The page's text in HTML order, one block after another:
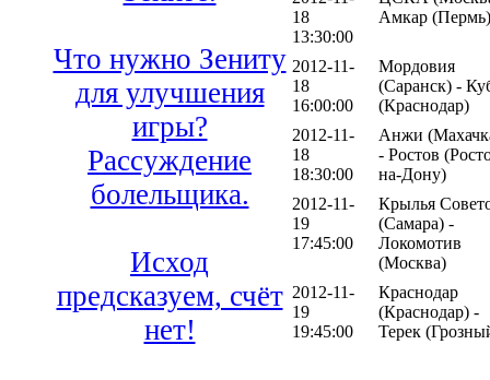
Что нужно Зениту
для улучшения
игры?
Рассуждение
болельщика.
Исход
предсказуем, счёт
нет!
18
13:30:00
Амкар (Пермь)
2012-11-
18
16:00:00
Мордовия
(Саранск) -
(Краснодар)
2012-11-
18
18:30:00
Анжи
- Ростов
на-Дону)
2012-11-
19
17:45:00
Крылья
(Самара) -
Локомотив
(Москва)
2012-11-
19
19:45:00
Краснодар
(Краснодар) -
Терек